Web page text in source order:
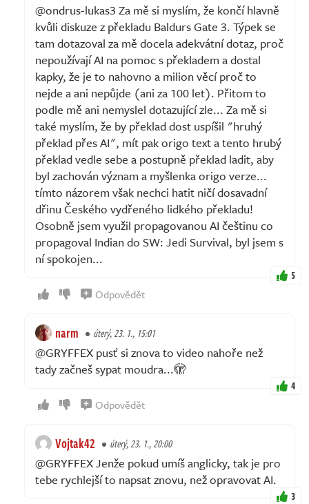
@ondrus-lukas3 Za mě si myslím, že končí hlavně
kvůli diskuze z překladu Baldurs Gate 3. Týpek se
tam dotazoval za mě docela adekvátní dotaz, proč
nepoužívají AI na pomoc s překladem a dostal
kapky, že je to nahovno a milion věcí proč to
nejde a ani nepůjde (ani za 100 let). Přitom to
podle mě ani nemyslel dotazující zle... Za mě si
také myslím, že by překlad dost uspíšil "hruhý
překlad přes AI", mít pak origo text a tento hrubý
překlad vedle sebe a postupně překlad ladit, aby
byl zachován význam a myšlenka origo verze...
tímto názorem však nechci hatit ničí dosavadní
dřinu Českého vydřeného lidkého překladu!
Osobně jsem využil propagovanou AI češtinu co
propagoval Indian do SW: Jedi Survival, byl jsem s
ní spokojen...
5
Odpovědět
narm úterý, 23. 1., 15:01
@GRYFFEX pusť si znova to video nahoře než
tady začneš sypat moudra...🫣
4
Odpovědět
Vojtak42 úterý, 23. 1., 20:00
@GRYFFEX Jenže pokud umíš anglicky, tak je pro
tebe rychlejší to napsat znovu, než opravovat AI.
3